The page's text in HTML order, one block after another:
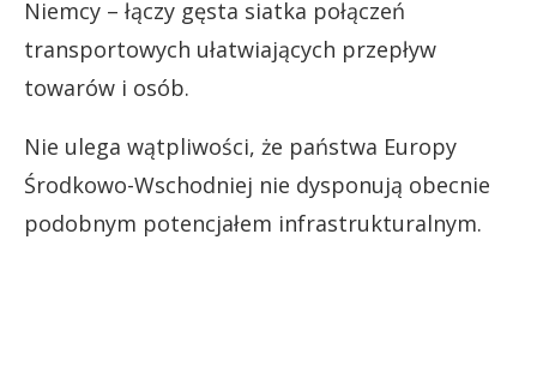
Niemcy – łączy gęsta siatka połączeń
transportowych ułatwiających przepływ
towarów i osób.
Nie ulega wątpliwości, że państwa Europy
Środkowo-Wschodniej nie dysponują obecnie
podobnym potencjałem infrastrukturalnym.